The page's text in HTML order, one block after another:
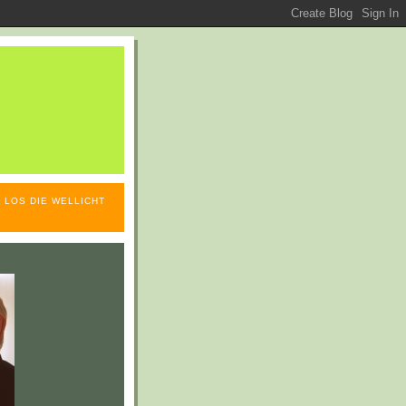
LOS DIE WELLICHT